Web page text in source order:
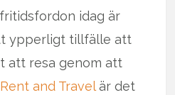
idag är
ypperligt tillfälle att
att resa genom att
Rent and Travelär det